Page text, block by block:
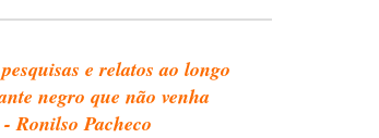
e relatos ao longo
negro que não venha
Ronilso Pacheco